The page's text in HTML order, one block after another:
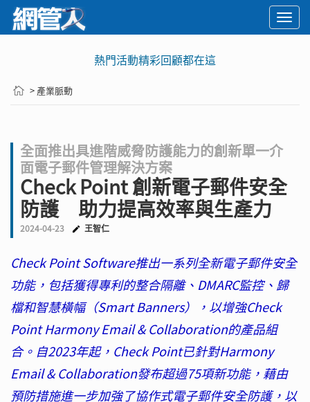
熱門活動精彩回顧都在這
> 產業脈動
全面推出具進階威脅防護能力的創新單一介
面電子郵件管理解決方案
Check Point 創新電子郵件安全
防護 助力提高效率與生產力
2024-04-23 王智仁
Check Point Software推出一系列全新電子郵件安全
功能，包括獲得專利的整合隔離、DMARC監控、歸
檔和智慧橫幅（Smart Banners），以增強Check
Point Harmony Email & Collaboration的產品組
合。自2023年起，Check Point已針對Harmony
Email & Collaboration發布超過75項新功能，藉由
預防措施進一步加強了協作式電子郵件安全防護，以